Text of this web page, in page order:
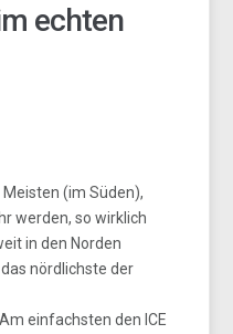
echten
(im Süden),
werden, so wirklich
in den Norden
nördlichste der
einfachsten den ICE